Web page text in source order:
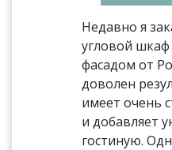
Недавно я
угловой
фасадом от
доволен
имеет очень
и добавляет
гостиную.